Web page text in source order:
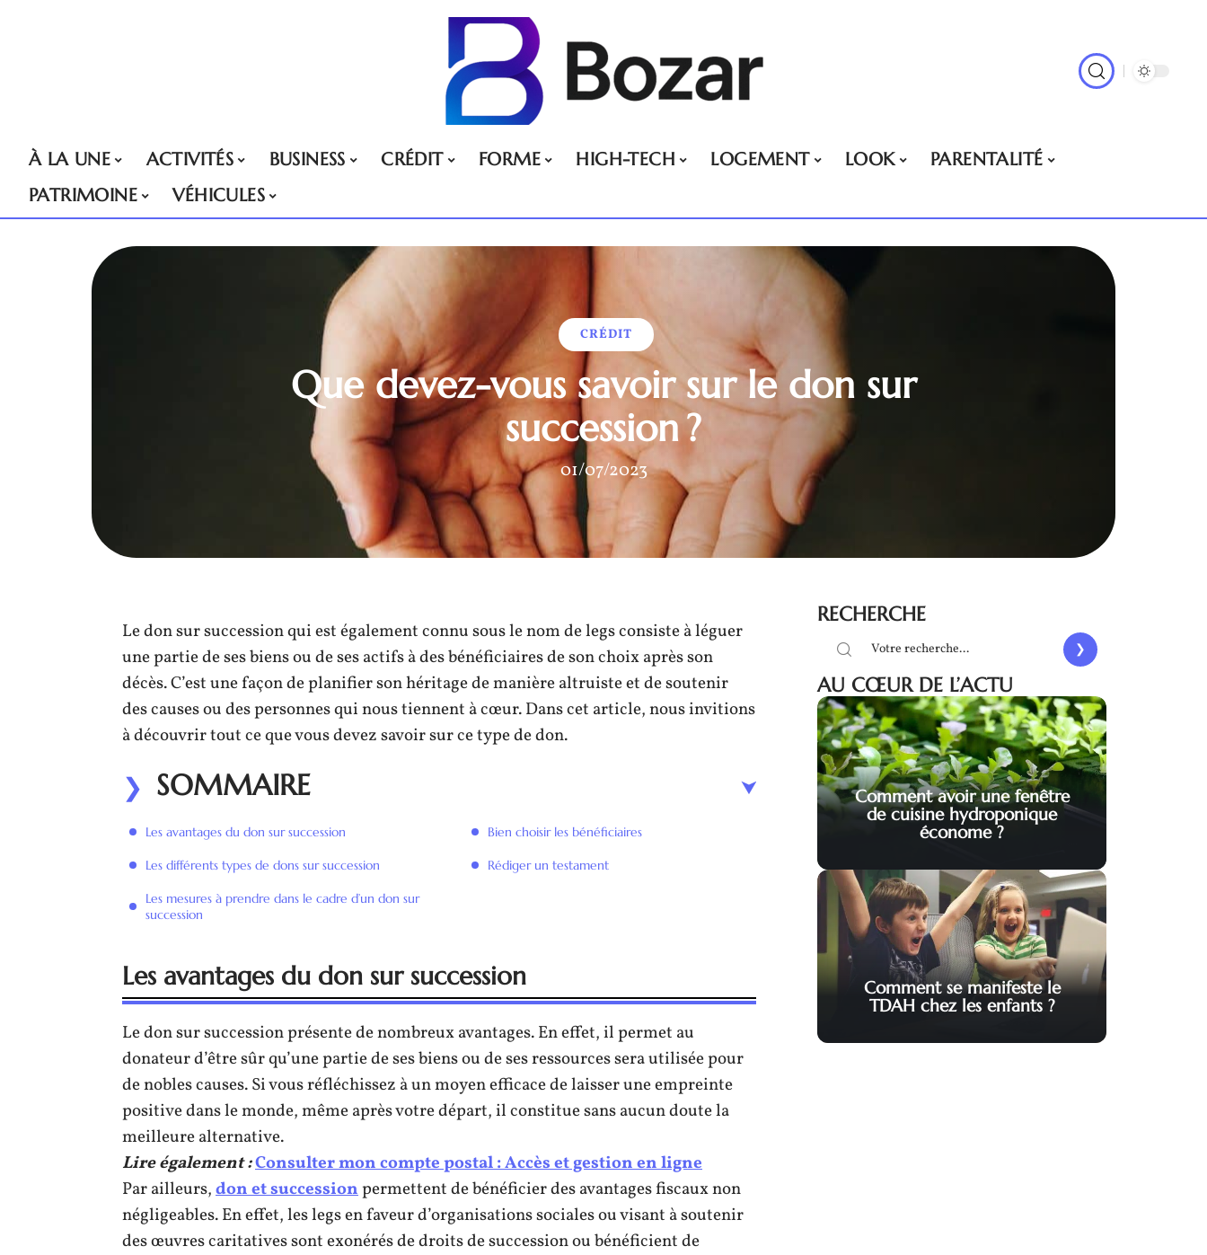
À LA UNE ACTIVITÉS BUSINESS CRÉDIT FORME HIGH-TECH LOGEMENT LOOK
PARENTALITÉ
PATRIMOINE
VÉHICULES
CRÉDIT
Que devez-vous savoir sur le don sur
succession ?
01/07/2023
Le don sur succession qui est également connu sous le nom de legs consiste à léguer
une partie de ses biens ou de ses actifs à des bénéficiaires de son choix après son
décès. C’est une façon de planifier son héritage de manière altruiste et de soutenir
des causes ou des personnes qui nous tiennent à cœur. Dans cet article, nous invitions
à découvrir tout ce que vous devez savoir sur ce type de don.
SOMMAIRE
Les avantages du don sur succession
Les différents types de dons sur succession
Les mesures à prendre dans le cadre d’un don sur
succession
Bien choisir les bénéficiaires
Rédiger un testament
Les avantages du don sur succession
Le don sur succession présente de nombreux avantages. En effet, il permet au
donateur d’être sûr qu’une partie de ses biens ou de ses ressources sera utilisée pour
de nobles causes. Si vous réfléchissez à un moyen efficace de laisser une empreinte
positive dans le monde, même après votre départ, il constitue sans aucun doute la
meilleure alternative.
Lire également :Consulter mon compte postal : Accès et gestion en ligne
Par ailleurs,don et successionpermettent de bénéficier des avantages fiscaux non
négligeables. En effet, les legs en faveur d’organisations sociales ou visant à soutenir
des œuvres caritatives sont exonérés de droits de succession ou bénéficient de
RECHERCHE
AU CŒUR DE L’ACTU
Comment avoir une fenêtre
de cuisine hydroponique
économe ?
Comment se manifeste le
TDAH chez les enfants ?